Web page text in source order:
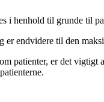
i henhold til grunde til
er endvidere til den
patienter, er det